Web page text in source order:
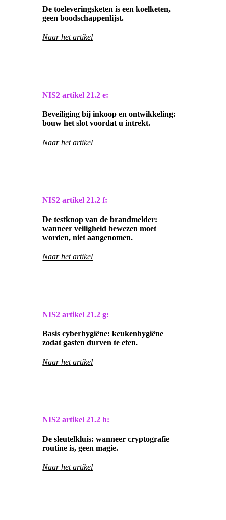
De toeleveringsketen is een koelketen,
geen boodschappenlijst.
Naar het artikel
NIS2 artikel21.2 e:
Beveiliging bij inkoop en ontwikkeling:
bouw het slot voordat u intrekt.
Naar het artikel
NIS2 artikel21.2 f:
De testknop van de brandmelder:
wanneer veiligheid bewezen moet
worden, niet aangenomen.
Naar het artikel
NIS2 artikel21.2 g:
Basis cyberhygiëne: keukenhygiëne
zodat gasten durven te eten.
Naar het artikel
NIS2 artikel21.2 h:
De sleutelkluis: wanneer cryptografie
routine is, geen magie.
Naar het artikel